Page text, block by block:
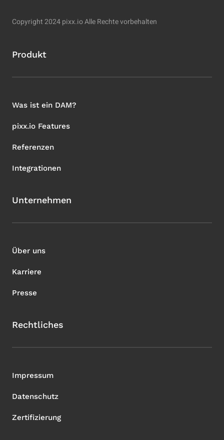
Copyright 2024 pixx.io Alle Rechte vorbehalten
Produkt
Was ist ein DAM?
pixx.io Features
Referenzen
Integrationen
Unternehmen
Über uns
Karriere
Presse
Rechtliches
Impressum
Datenschutz
Zertifizierung